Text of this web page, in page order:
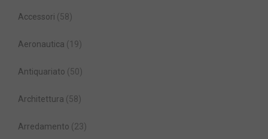
Accessori (58)
Aeronautica (19)
Antiquariato (50)
Architettura (58)
Arredamento (23)